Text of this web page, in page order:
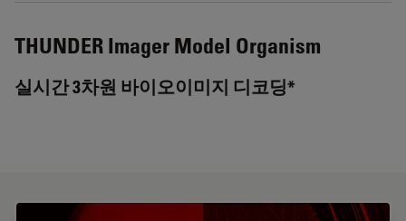
THUNDER Imager Model Organism
실시간 3차원 바이오이미지 디코딩*